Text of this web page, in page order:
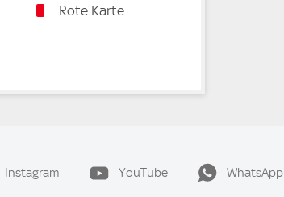
Rote Karte
Instagram YouTube WhatsApp